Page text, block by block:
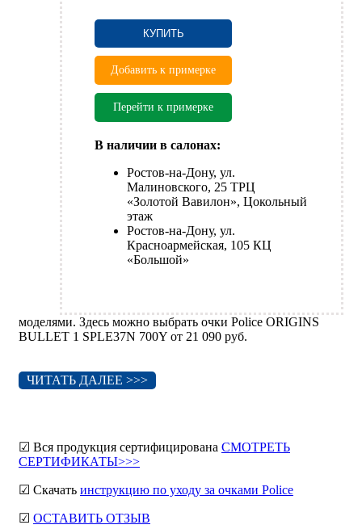
КУПИТЬ
Добавить к примерке
Перейти к примерке
В наличии в салонах:
Ростов-на-Дону, ул.
Малиновского, 25 ТРЦ
«Золотой Вавилон», Цокольный
этаж
Ростов-на-Дону, ул.
Красноармейская, 105 КЦ
«Большой»
моделями. Здесь можно выбрать очки Police ORIGINS
BULLET 1 SPLE37N 700Y от 21 090 руб.
ЧИТАТЬ ДАЛЕЕ >>>
☑ Вся продукция сертифицирована СМОТРЕТЬ
СЕРТИФИКАТЫ>>>
☑ Скачать инструкцию по уходу за очками Police
☑ ОСТАВИТЬ ОТЗЫВ